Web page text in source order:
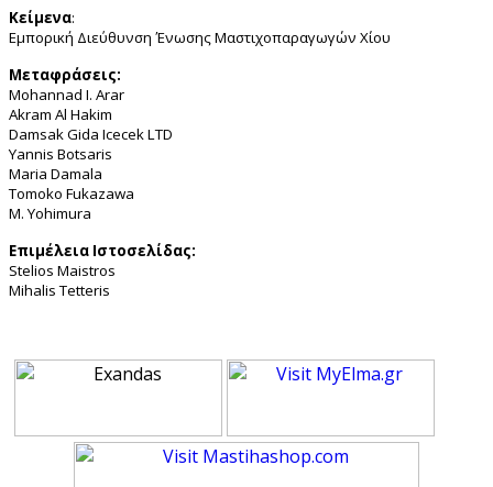
Κείμενα:
Εμπορική Διεύθυνση Ένωσης Μαστιχοπαραγωγών Χίου
Μεταφράσεις:
Mohannad I. Arar
Akram Al Hakim
Damsak Gida Icecek LTD
Yannis Botsaris
Maria Damala
Tomoko Fukazawa
M. Yohimura
Επιμέλεια Ιστοσελίδας:
Stelios Maistros
Mihalis Tetteris